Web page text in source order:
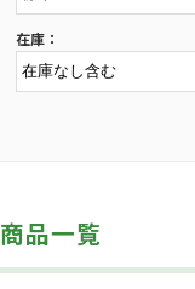
在庫：
商品一覧